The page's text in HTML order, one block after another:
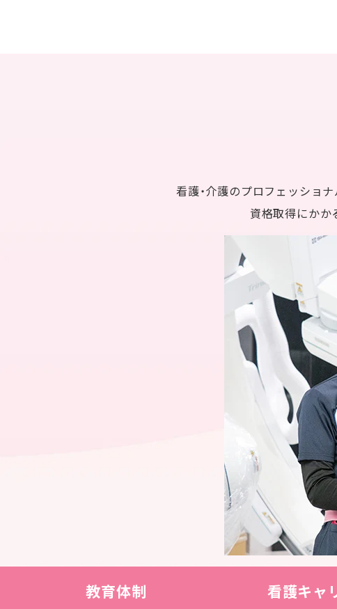
看護・介護のプロフェッショ
資格取得にかか
教育体制 看護キャ